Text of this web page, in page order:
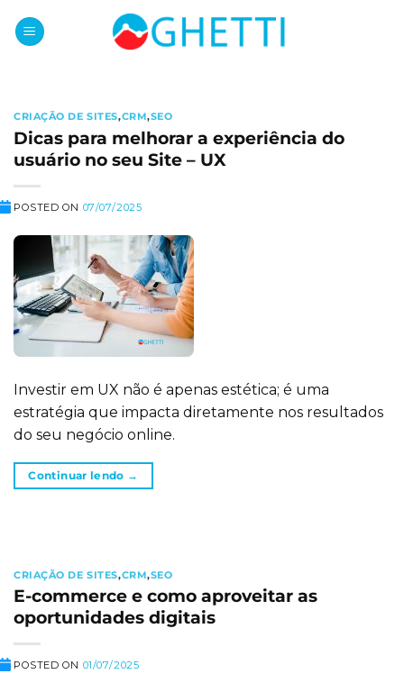
CRIAÇÃO DE SITES,CRM,SEO
Dicas para melhorar a experiência do
usuário no seu Site – UX
POSTED ON 07/07/2025
Investir em UX não é apenas estética; é uma
estratégia que impacta diretamente nos resultados
do seu negócio online.
Continuar lendo →
CRIAÇÃO DE SITES,CRM,SEO
E-commerce e como aproveitar as
oportunidades digitais
POSTED ON 01/07/2025